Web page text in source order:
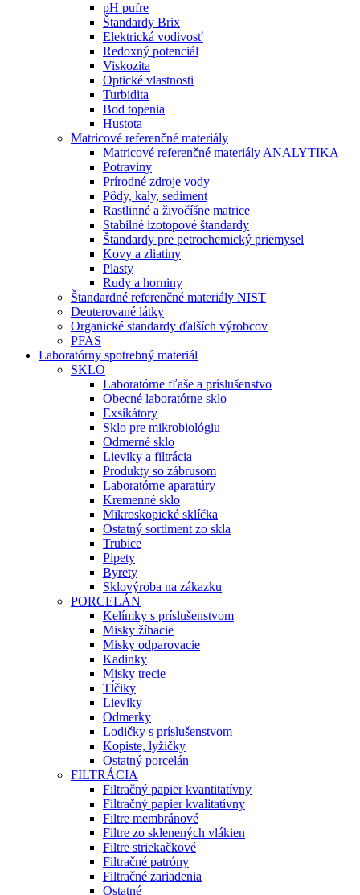
pH pufre
Štandardy Brix
Elektrická vodivosť
Redoxný potenciál
Viskozita
Optické vlastnosti
Turbidita
Bod topenia
Hustota
Matricové referenčné materiály
Matricové referenčné materiály ANALYTIKA
Potraviny
Prírodné zdroje vody
Pôdy, kaly, sediment
Rastlinné a živočíšne matrice
Stabilné izotopové štandardy
Štandardy pre petrochemický priemysel
Kovy a zliatiny
Plasty
Rudy a horniny
Štandardné referenčné materiály NIST
Deuterované látky
Organické standardy ďalších výrobcov
PFAS
Laboratórny spotrebný materiál
SKLO
Laboratórne fľaše a príslušenstvo
Obecné laboratórne sklo
Exsikátory
Sklo pre mikrobiológiu
Odmerné sklo
Lieviky a filtrácia
Produkty so zábrusom
Laboratórne aparatúry
Kremenné sklo
Mikroskopické sklíčka
Ostatný sortiment zo skla
Trubice
Pipety
Byrety
Sklovýroba na zákazku
PORCELÁN
Kelímky s príslušenstvom
Misky žíhacie
Misky odparovacie
Kadinky
Misky trecie
Tĺčiky
Lieviky
Odmerky
Lodičky s príslušenstvom
Kopiste, lyžičky
Ostatný porcelán
FILTRÁCIA
Filtračný papier kvantitatívny
Filtračný papier kvalitatívny
Filtre membránové
Filtre zo sklenených vlákien
Filtre striekačkové
Filtračné patróny
Filtračné zariadenia
Ostatné